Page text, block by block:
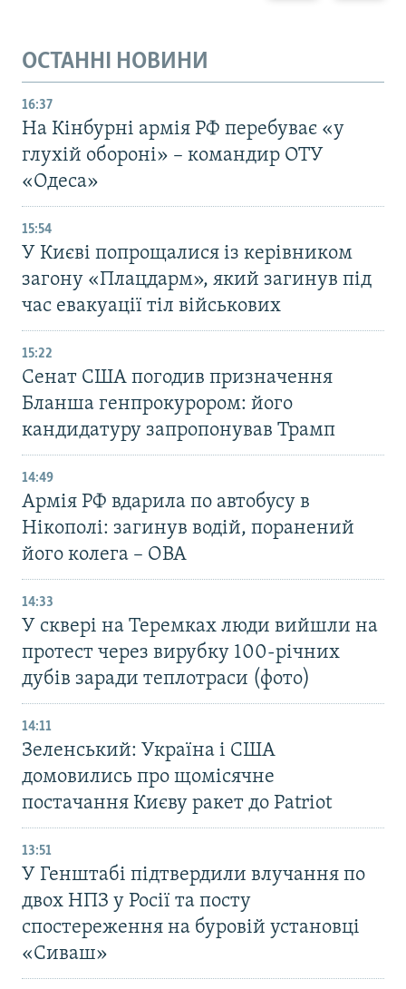
ОСТАННІ НОВИНИ
16:37
На Кінбурні армія РФ перебуває «у
глухій обороні» – командир ОТУ
«Одеса»
15:54
У Києві попрощалися із керівником
загону «Плацдарм», який загинув під
час евакуації тіл військових
15:22
Сенат США погодив призначення
Бланша генпрокурором: його
кандидатуру запропонував Трамп
14:49
Армія РФ вдарила по автобусу в
Нікополі: загинув водій, поранений
його колега – ОВА
14:33
У сквері на Теремках люди вийшли на
протест через вирубку 100-річних
дубів заради теплотраси (фото)
14:11
Зеленський: Україна і США
домовились про щомісячне
постачання Києву ракет до Patriot
13:51
У Генштабі підтвердили влучання по
двох НПЗ у Росії та посту
спостереження на буровій установці
«Сиваш»